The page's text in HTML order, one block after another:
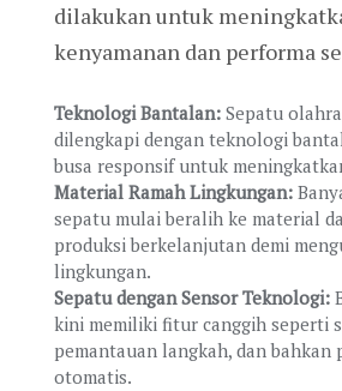
dilakukan untuk
kenyamanan dan performa
Teknologi Bantalan: Sepatu
dilengkapi dengan teknologi
busa responsif untuk
Material Ramah Lingkungan:
sepatu mulai beralih ke material
produksi berkelanjutan demi
lingkungan.
Sepatu dengan Sensor Teknologi:
kini memiliki fitur canggih seperti
pemantauan langkah, dan bahkan
otomatis.